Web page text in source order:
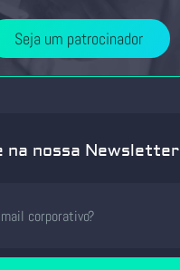
Seja um patrocinador
na nossa Newsletter